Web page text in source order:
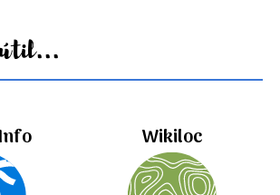
útil...
Wikiloc